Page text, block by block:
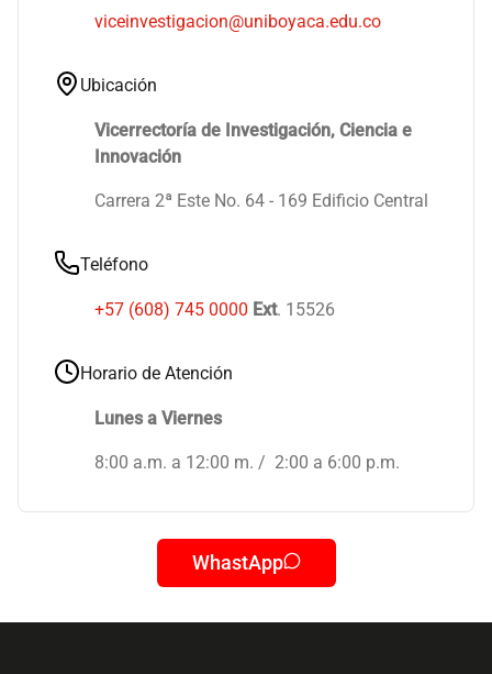
viceinvestigacion@uniboyaca.edu.co
Ubicación
Vicerrectoría de Investigación, Ciencia e
Innovación
Carrera 2ª Este No. 64 - 169 Edificio Central
Teléfono
+57 (608) 745 0000 Ext. 15526
Horario de Atención
Lunes a Viernes
8:00 a.m. a 12:00 m. / 2:00 a 6:00 p.m.
WhastApp